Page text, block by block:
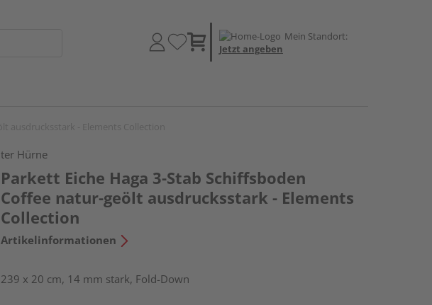
Mein Standort:
Jetzt angeben
ter Hürne
Parkett Eiche Haga 3-Stab Schiffsboden
Coffee natur-geölt ausdrucksstark - Elements
Collection
Artikelinformationen
239 x 20 cm, 14 mm stark, Fold-Down